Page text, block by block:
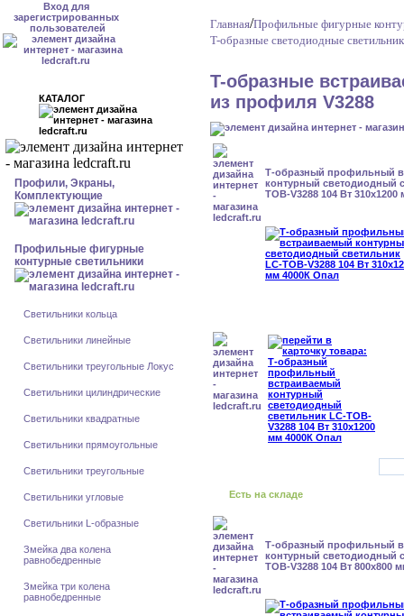
Вход для
зарегистрированных
пользователей
КАТАЛОГ
Профили, Экраны,
Комплектующие
Профильные фигурные
контурные светильники
Светильники кольца
Светильники линейные
Светильники треугольные Локус
Светильники цилиндрические
Светильники квадратные
Светильники прямоугольные
Светильники треугольные
Светильники угловые
Светильники L-образные
Змейка два колена
равнобедренные
Змейка три колена
равнобедренные
Главная/Профильные фигурные
T-образные светодиодные
T-образные
из профиля V3288
Т-образный профильный
контурный светодиодный
TOB-V3288 104 Вт
Есть на складе
Т-образный профильный
контурный светодиодный
TOB-V3288 104 Вт 800x800